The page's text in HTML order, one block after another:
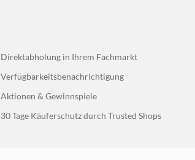
Direktabholung in Ihrem Fachmarkt
Verfügbarkeitsbenachrichtigung
Aktionen & Gewinnspiele
30 Tage Käuferschutz durch Trusted Shops